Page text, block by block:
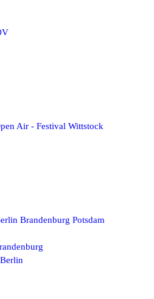
Air - Festival Wittstock
Brandenburg Potsdam